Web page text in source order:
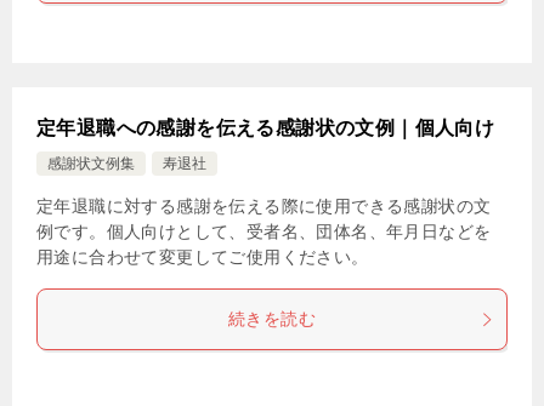
定年退職への感謝を伝える感謝状の文例｜個人向け
感謝状文例集 寿退社
定年退職に対する感謝を伝える際に使用できる感謝状の文
例です。個人向けとして、受者名、団体名、年月日などを
用途に合わせて変更してご使用ください。
続きを読む